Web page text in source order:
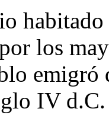
habitado
los
emigró
IV